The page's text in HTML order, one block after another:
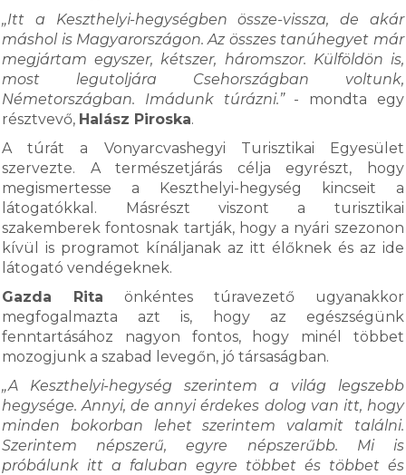
„Itt a Keszthelyi-hegységben össze-vissza, de akár
máshol is Magyarországon. Az összes tanúhegyet már
megjártam egyszer, kétszer, háromszor. Külföldön is,
most legutoljára Csehországban voltunk,
Németországban. Imádunk túrázni.”- mondta egy
résztvevő, Halász Piroska.
A túrát a Vonyarcvashegyi Turisztikai Egyesület
szervezte. A természetjárás célja egyrészt, hogy
megismertesse a Keszthelyi-hegység kincseit a
látogatókkal. Másrészt viszont a turisztikai
szakemberek fontosnak tartják, hogy a nyári szezonon
kívül is programot kínáljanak az itt élőknek és az ide
látogató vendégeknek.
Gazda Rita önkéntes túravezető ugyanakkor
megfogalmazta azt is, hogy az egészségünk
fenntartásához nagyon fontos, hogy minél többet
mozogjunk a szabad levegőn, jó társaságban.
„A Keszthelyi-hegység szerintem a világ legszebb
hegysége. Annyi, de annyi érdekes dolog van itt, hogy
minden bokorban lehet szerintem valamit találni.
Szerintem népszerű, egyre népszerűbb. Mi is
próbálunk itt a faluban egyre többet és többet és